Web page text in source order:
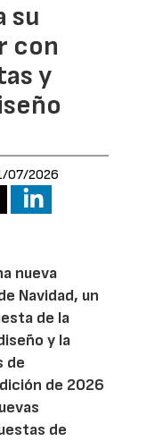
su
con
y
07/2026
nueva
Navidad, un
de la
y la
de
de 2026
de